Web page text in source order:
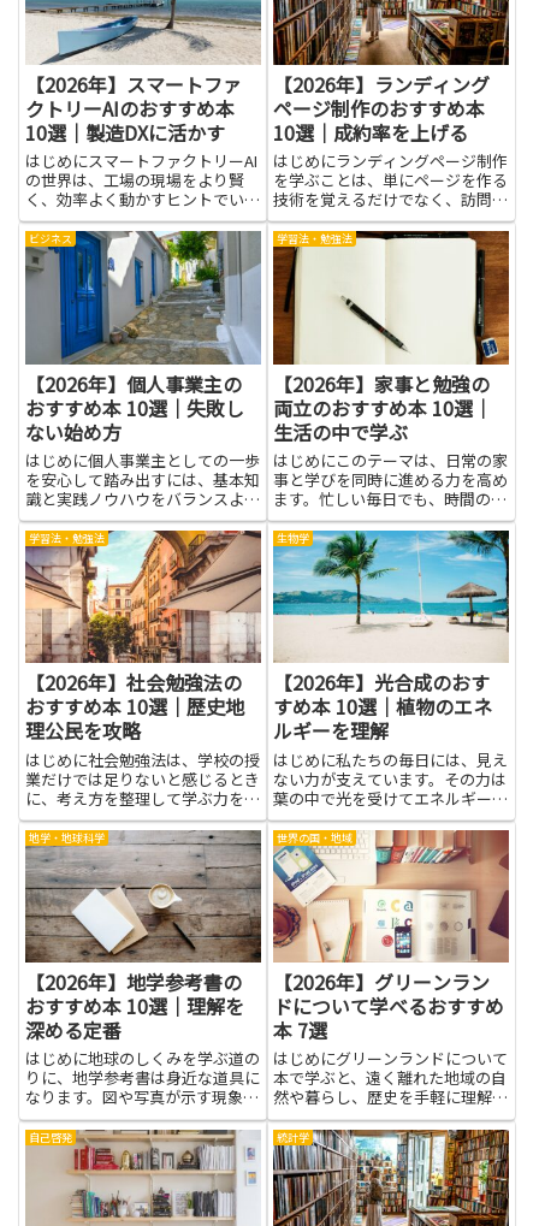
を...
す。...
【2026年】スマートファ
クトリーAIのおすすめ本
10選｜製造DXに活かす
はじめにスマートファクトリーAI
の世界は、工場の現場をより賢
く、効率よく動かすヒントでいっ
ぱいです。この分野を学ぶと、デ
ータを使って作業の流れを見える
化し、ボトルネックを見つけやす
くなります。AIを取り入れた仕組
みは、作業負荷の分散や品質の...
【2026年】ランディング
ページ制作のおすすめ本
10選｜成約率を上げる
はじめにランディングページ制作
を学ぶことは、単にページを作る
技術を覚えるだけでなく、訪問者
の行動を理解して成果に結びつけ
る力を養うことにつながります。
ユーザー心理に基づいた訴求やレ
イアウト、効果的なコピー、視覚
要素の使い方を知ると、成約率
向...
ビジネス
【2026年】個人事業主の
おすすめ本 10選｜失敗し
ない始め方
はじめに個人事業主としての一歩
を安心して踏み出すには、基本知
識と実践ノウハウをバランスよく
身につけることが大切です。本記
事で紹介する本は、税務や確定申
告、開業手続き、集客や価格設定
といった実務面から、時間管理や
マインドセットまで幅広くカバ
ー...
学習法・勉強法
【2026年】家事と勉強の
両立のおすすめ本 10選｜
生活の中で学ぶ
はじめにこのテーマは、日常の家
事と学びを同時に進める力を高め
ます。忙しい毎日でも、時間の使
い方を工夫することで、家のこと
と勉強の両方を片づけやすくなる
のです。家事と勉強の両立がうま
くいくと、落ち着いた生活リズム
が生まれ、イライラが減り、達
成...
学習法・勉強法
【2026年】社会勉強法の
おすすめ本 10選｜歴史地
理公民を攻略
はじめに社会勉強法は、学校の授
業だけでは足りないと感じるとき
に、考え方を整理して学ぶ力を育
てる手助けになります。歴史地理
公民を攻略する力をつけたい人に
とっては、身近な事例や図解のあ
る本が特に役立つでしょう。読み
やすい文章と具体的な例がそろ
っ...
生物学
【2026年】光合成のおす
すめ本 10選｜植物のエネ
ルギーを理解
はじめに私たちの毎日には、見え
ない力が支えています。その力は
葉の中で光を受けてエネルギーに
変わる、光合成というしくみで
す。太陽の光は植物を動かし、私
たちの食べ物や空気にもつながり
ます。本記事は、この光合成をや
さしく学べる本を紹介します。難
し...
地学・地球科学
【2026年】地学参考書の
おすすめ本 10選｜理解を
深める定番
はじめに地球のしくみを学ぶ道の
りに、地学参考書は身近な道具に
なります。図や写真が示す現象
を、文字だけでなく絵とともに理
解することで、自然の循環や地殻
の動きが体のすぐそばに感じられ
るようになります。このテーマ
は、教科の点数だけを競う学習で
世界の国・地域
【2026年】グリーンラン
ドについて学べるおすすめ
本 7選
はじめにグリーンランドについて
本で学ぶと、遠く離れた地域の自
然や暮らし、歴史を手軽に理解で
きます。本を通じて得られるメリ
ットは、氷床や氷河の性質、動植
物の適応、港町の日常、先住民の
文化や言語といった具体的な知識
です。写真や地図、現地取材を
元...
自己啓発 統計学